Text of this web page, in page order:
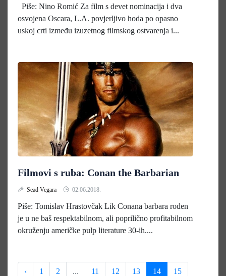
Piše: Nino Romić Za film s devet nominacija i dva
osvojena Oscara, L.A. povjerljivo hoda po opasno
uskoj crti između izuzetnog filmskog ostvarenja i...
Filmovi s ruba: Conan the Barbarian
Sead Vegara 02.06.2018.
Piše: Tomislav Hrastovčak Lik Conana barbara rođen
je u ne baš respektabilnom, ali poprilično profitabilnom
okruženju američke pulp literature 30-ih....
‹ 1 2 ... 11 12 13 14 15